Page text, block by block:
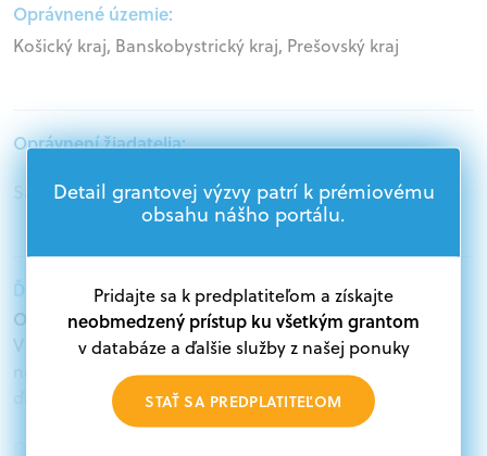
Oprávnené územie:
Košický kraj, Banskobystrický kraj, Prešovský kraj
Oprávnení žiadatelia:
Samospráva
Ďalšie informácie:
Oprávnení žiadatelia:
V databáze grantov a dotácií na portáli Grantexpert.sk
nájdete aktuálne výzvy z eurofondov, plánu obnovy a
ďalších zdrojov.
Detail grantovej výzvy patrí k prémiovému
obsahu nášho portálu.
Pridajte sa k predplatiteľom a získajte
neobmedzený prístup ku všetkým grantom
v databáze a ďalšie služby z našej ponuky
STAŤ SA PREDPLATITEĽOM